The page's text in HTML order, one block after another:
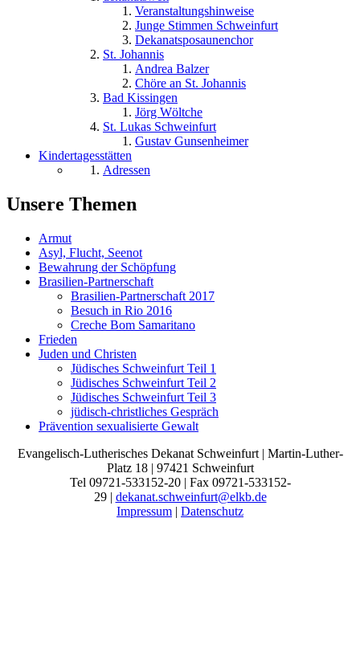
Veranstaltungshinweise
Junge Stimmen Schweinfurt
Dekanatsposaunenchor
St. Johannis
Andrea Balzer
Chöre an St. Johannis
Bad Kissingen
Jörg Wöltche
St. Lukas Schweinfurt
Gustav Gunsenheimer
Kindertagesstätten
Adressen
Unsere Themen
Armut
Asyl, Flucht, Seenot
Bewahrung der Schöpfung
Brasilien-Partnerschaft
Brasilien-Partnerschaft 2017
Besuch in Rio 2016
Creche Bom Samaritano
Frieden
Juden und Christen
Jüdisches Schweinfurt Teil 1
Jüdisches Schweinfurt Teil 2
Jüdisches Schweinfurt Teil 3
jüdisch-christliches Gespräch
Prävention sexualisierte Gewalt
Evangelisch-Lutherisches Dekanat Schweinfurt | Martin-Luther-
Platz 18 | 97421 Schweinfurt
Tel 09721-533152-20 | Fax 09721-533152-
29 | dekanat.schweinfurt@elkb.de
Impressum | Datenschutz